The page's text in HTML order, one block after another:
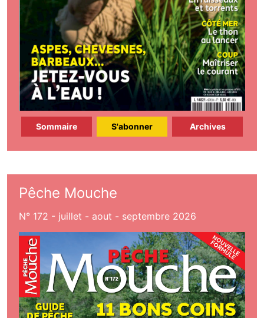
Sommaire S'abonner Archives
Pêche Mouche
N° 172 - juillet - aout - septembre 2026